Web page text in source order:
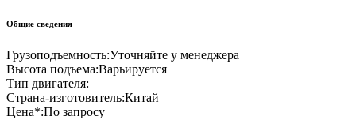
Общие сведения
Грузоподъемность:Уточняйте у менеджера
Высота подъема:Варьируется
Тип двигателя:
Страна-изготовитель:Китай
Цена*:По запросу